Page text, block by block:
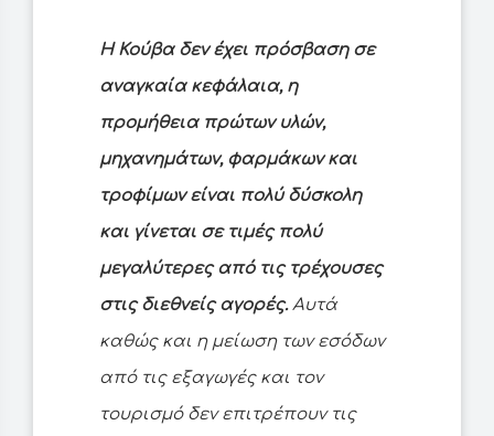
Η Κούβα δεν έχει πρόσβαση σε
αναγκαία κεφάλαια, η
προμήθεια πρώτων υλών,
μηχανημάτων, φαρμάκων και
τροφίμων είναι πολύ δύσκολη
και γίνεται σε τιμές πολύ
μεγαλύτερες από τις τρέχουσες
στις διεθνείς αγορές.Αυτά
καθώς και η μείωση των εσόδων
από τις εξαγωγές και τον
τουρισμό δεν επιτρέπουν τις